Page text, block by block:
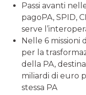
Passi avanti
pagoPA, SPID,
serve
Nelle 6 missioni
per la
della PA,
miliardi di euro
stessa PA